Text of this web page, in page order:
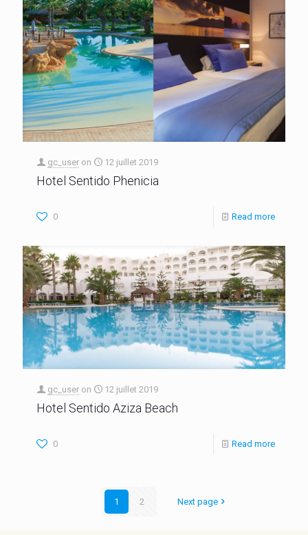
gc_user on 12 juillet 2019
Hotel Sentido Phenicia
0 Read more
gc_user on 12 juillet 2019
Hotel Sentido Aziza Beach
0 Read more
1 2 Next page